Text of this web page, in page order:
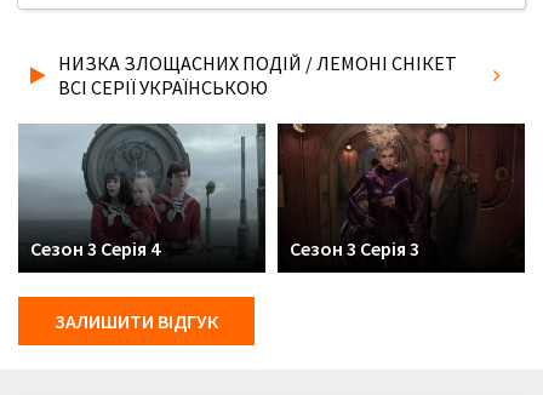
боротьби. Не забудьте розповісти друзям, де Ви
дивились нову 3 серію 3 сезону серіалу Низка злощасних
якості та з українськими субтитрами!
НИЗКА ЗЛОЩАСНИХ ПОДІЙ / ЛЕМОНІ СНІКЕТ
ВСІ СЕРІЇ УКРАЇНСЬКОЮ
Сезон 3 Серія 4 Сезон 3 Серія 3
ЗАЛИШИТИ ВІДГУК